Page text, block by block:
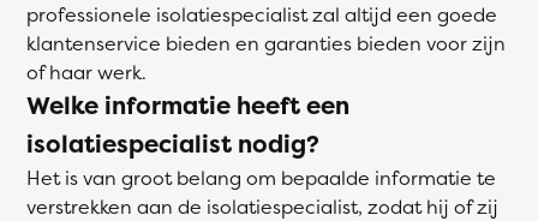
professionele isolatiespecialist zal altijd een goede
klantenservice bieden en garanties bieden voor zijn
of haar werk.
Welke informatie heeft een
isolatiespecialist nodig?
Het is van groot belang om bepaalde informatie te
verstrekken aan de isolatiespecialist, zodat hij of zij